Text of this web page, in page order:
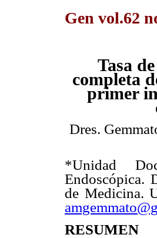
Gen vol.62
Tasa
completa
primer
Dres.
*Unidad
Endoscópica.
de Medicina.
RESUMEN